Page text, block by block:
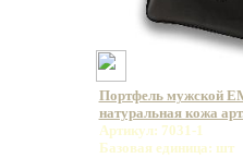
Портфель мужской
натуральная кожа
Артикул: 7031-1
Базовая единица: шт